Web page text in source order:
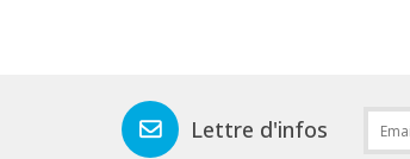
Lettre d'infos